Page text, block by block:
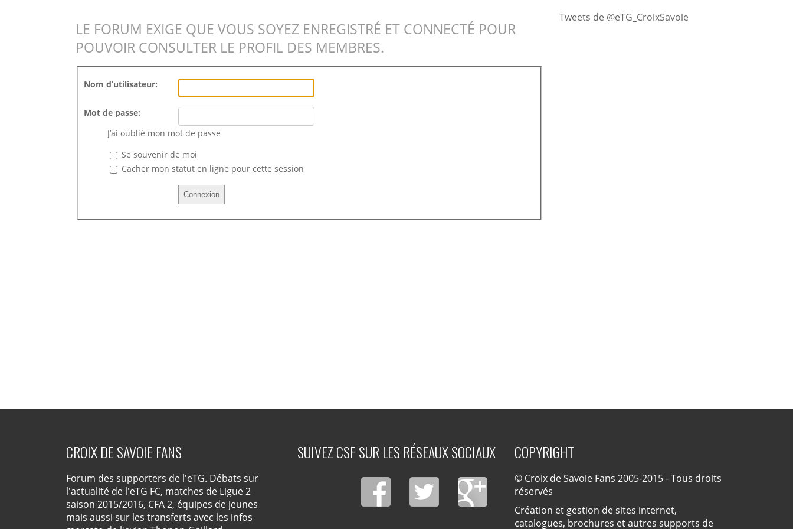
LE FORUM EXIGE QUE VOUS SOYEZ ENREGISTRÉ ET CONNECTÉ POUR
POUVOIR CONSULTER LE PROFIL DES MEMBRES.
Nom d’utilisateur:
Mot de passe:
J’ai oublié mon mot de passe
Se souvenir de moi
Cacher mon statut en ligne pour cette session
Tweets de @eTG_CroixSavoie
CROIX DE SAVOIE FANS
Forum des supporters de l'eTG. Débats sur
l'actualité de l'eTG FC, matches de Ligue 2
saison 2015/2016, CFA 2, équipes de jeunes
mais aussi sur les transferts avec les infos
SUIVEZ CSF SUR LES RÉSEAUX SOCIAUX COPYRIGHT
© Croix de Savoie Fans 2005-2015 - Tous droits
réservés
Création et gestion de sites internet,
catalogues, brochures et autres supports de